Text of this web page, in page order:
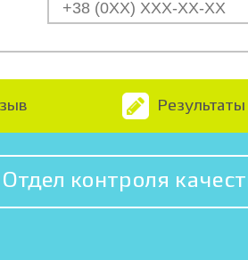
Отдел контроля